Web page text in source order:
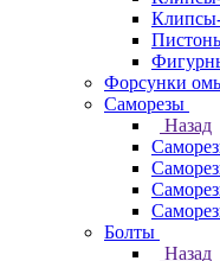
Форсунки
Саморезы
Назад
Болты
Назад